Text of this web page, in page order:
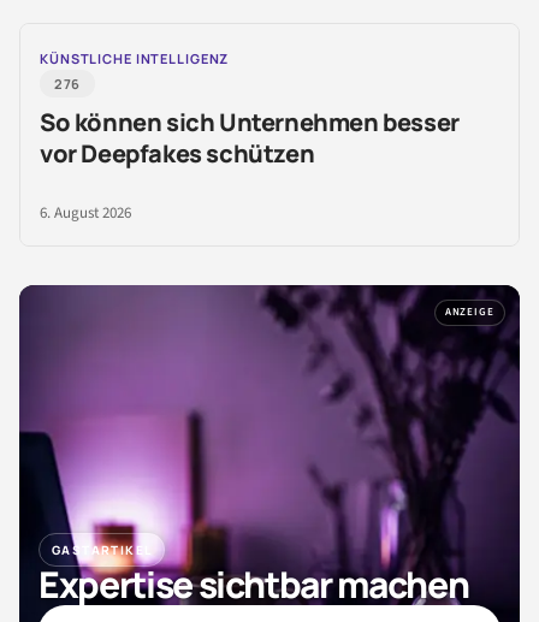
KÜNSTLICHE INTELLIGENZ
276
So können sich Unternehmen besser
vor Deepfakes schützen
6. August 2026
ANZEIGE
GASTARTIKEL
Expertise sichtbar machen